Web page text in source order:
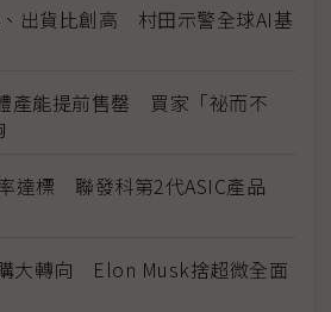
出貨比創高 村田示警全球AI基
產能提前售罄 買家「祕而不
達標 聯發科第2代ASIC產品
大轉向 Elon Musk捨超微全面